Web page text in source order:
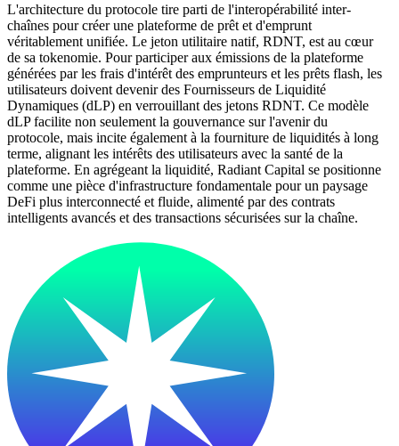
L'architecture du protocole tire parti de l'interopérabilité inter-
chaînes pour créer une plateforme de prêt et d'emprunt
véritablement unifiée. Le jeton utilitaire natif, RDNT, est au cœur
de sa tokenomie. Pour participer aux émissions de la plateforme
générées par les frais d'intérêt des emprunteurs et les prêts flash, les
utilisateurs doivent devenir des Fournisseurs de Liquidité
Dynamiques (dLP) en verrouillant des jetons RDNT. Ce modèle
dLP facilite non seulement la gouvernance sur l'avenir du
protocole, mais incite également à la fourniture de liquidités à long
terme, alignant les intérêts des utilisateurs avec la santé de la
plateforme. En agrégeant la liquidité, Radiant Capital se positionne
comme une pièce d'infrastructure fondamentale pour un paysage
DeFi plus interconnecté et fluide, alimenté par des contrats
intelligents avancés et des transactions sécurisées sur la chaîne.